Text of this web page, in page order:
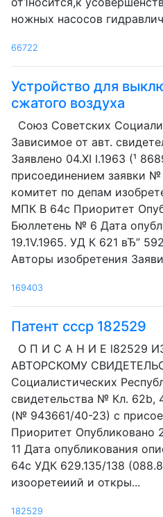
ножных насосов
66722
Устройство для
сжатого воздуха
Союз Советских
Зависимое от авт.
Заявлено 04.XI I.1963 (¹
присоединением заявки
комитет по депам
МПК В 64с Приоритет
Бюллетень № 6 Дата
19.1V.1965. УД К 621 вЂ”
Авторы изобретения
169403
Патент ссср 182529
О П И C А Н И Е l82529
АВТОРСКОМУ
Социалистических
свидетельства № Кл. 62b,
(№ 943661/40-23) с
Приоритет Опубликовано
11 Дата опубликования
64с УДК 629.135/138
изооретеиий и откры...
182529